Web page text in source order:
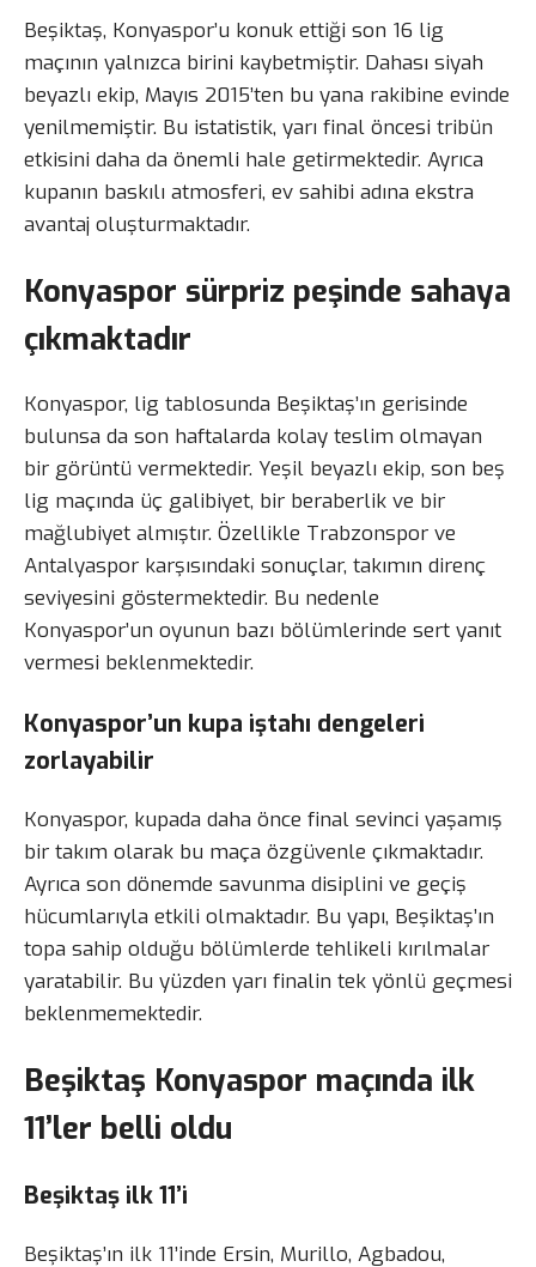
Beşiktaş, Konyaspor’u konuk ettiği son 16 lig
maçının yalnızca birini kaybetmiştir. Dahası siyah
beyazlı ekip, Mayıs 2015’ten bu yana rakibine evinde
yenilmemiştir. Bu istatistik, yarı final öncesi tribün
etkisini daha da önemli hale getirmektedir. Ayrıca
kupanın baskılı atmosferi, ev sahibi adına ekstra
avantaj oluşturmaktadır.
Konyaspor sürpriz peşinde sahaya
çıkmaktadır
Konyaspor, lig tablosunda Beşiktaş’ın gerisinde
bulunsa da son haftalarda kolay teslim olmayan
bir görüntü vermektedir. Yeşil beyazlı ekip, son beş
lig maçında üç galibiyet, bir beraberlik ve bir
mağlubiyet almıştır. Özellikle Trabzonspor ve
Antalyaspor karşısındaki sonuçlar, takımın direnç
seviyesini göstermektedir. Bu nedenle
Konyaspor’un oyunun bazı bölümlerinde sert yanıt
vermesi beklenmektedir.
Konyaspor’un kupa iştahı dengeleri
zorlayabilir
Konyaspor, kupada daha önce final sevinci yaşamış
bir takım olarak bu maça özgüvenle çıkmaktadır.
Ayrıca son dönemde savunma disiplini ve geçiş
hücumlarıyla etkili olmaktadır. Bu yapı, Beşiktaş’ın
topa sahip olduğu bölümlerde tehlikeli kırılmalar
yaratabilir. Bu yüzden yarı finalin tek yönlü geçmesi
beklenmemektedir.
Beşiktaş Konyaspor maçında ilk
11’ler belli oldu
Beşiktaş ilk 11’i
Beşiktaş’ın ilk 11’inde Ersin, Murillo, Agbadou,